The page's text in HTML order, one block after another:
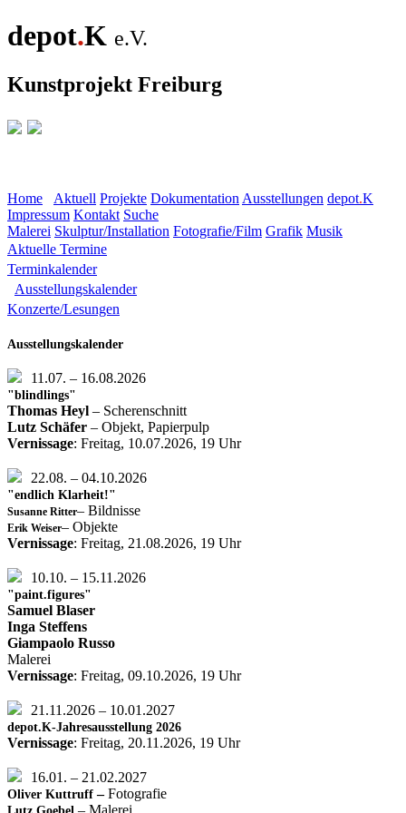
depot.K e.V.
Kunstprojekt Freiburg
Home Aktuell Projekte Dokumentation Ausstellungen depot.K
Impressum Kontakt Suche
Malerei Skulptur/Installation Fotografie/Film Grafik Musik
Aktuelle Termine
Terminkalender
Ausstellungskalender
Konzerte/Lesungen
Ausstellungskalender
11.07. – 16.08.2026
"blindlings"
Thomas Heyl – Scherenschnitt
Lutz Schäfer – Objekt, Papierpulp
Vernissage: Freitag, 10.07.2026, 19 Uhr
22.08. – 04.10.2026
"endlich Klarheit!"
Susanne Ritter– Bildnisse
Erik Weiser– Objekte
Vernissage: Freitag, 21.08.2026, 19 Uhr
10.10. – 15.11.2026
"paint.figures"
Samuel Blaser
Inga Steffens
Giampaolo Russo
Malerei
Vernissage: Freitag, 09.10.2026, 19 Uhr
21.11.2026 – 10.01.2027
depot.K-Jahresausstellung 2026
Vernissage: Freitag, 20.11.2026, 19 Uhr
16.01. – 21.02.2027
Oliver Kuttruff –Fotografie
– Malerei